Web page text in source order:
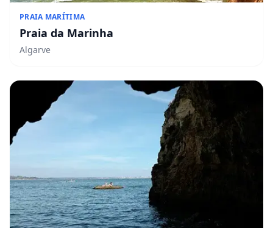
PRAIA MARÍTIMA
Praia da Marinha
Algarve